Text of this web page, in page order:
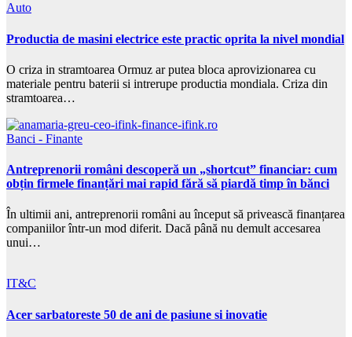
Auto
Productia de masini electrice este practic oprita la nivel mondial
O criza in stramtoarea Ormuz ar putea bloca aprovizionarea cu
materiale pentru baterii si intrerupe productia mondiala. Criza din
stramtoarea…
Banci - Finante
Antreprenorii români descoperă un „shortcut” financiar: cum
obțin firmele finanțări mai rapid fără să piardă timp în bănci
În ultimii ani, antreprenorii români au început să privească finanțarea
companiilor într-un mod diferit. Dacă până nu demult accesarea
unui…
IT&C
Acer sarbatoreste 50 de ani de pasiune si inovatie